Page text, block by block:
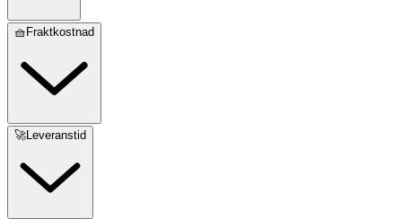
🧺Fraktkostnad
🚀Leveranstid